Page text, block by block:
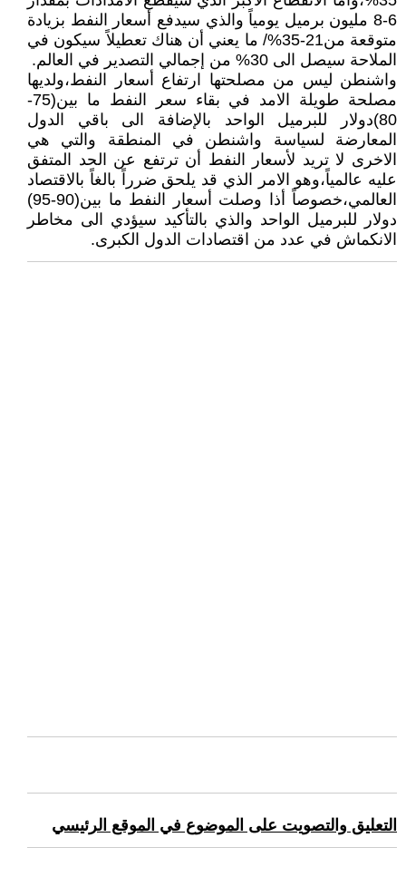
6-8 مليون برميل يومياً والذي سيدفع أسعار النفط بزيادة
متوقعة من21-35%/ ما يعني أن هناك تعطيلاً سيكون في
الملاحة سيصل الى 30% من إجمالي التصدير في العالم.
واشنطن ليس من مصلحتها ارتفاع أسعار النفط،ولديها
مصلحة طويلة الامد في بقاء سعر النفط ما بين(75-
80)دولار للبرميل الواحد بالإضافة الى باقي الدول
المعارضة لسياسة واشنطن في المنطقة والتي هي
الاخرى لا تريد لأسعار النفط أن ترتفع عن الحد المتفق
عليه عالمياً،وهو الامر الذي قد يلحق ضرراً بالغاً بالاقتصاد
العالمي،خصوصاً أذا وصلت أسعار النفط ما بين(90-95)
دولار للبرميل الواحد والذي بالتأكيد سيؤدي الى مخاطر
الانكماش في عدد من اقتصادات الدول الكبرى.
التعليق والتصويت على الموضوع في الموقع الرئيسي